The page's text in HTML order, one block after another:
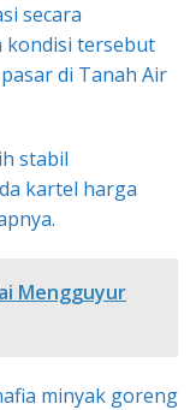
secara
kondisi tersebut
di Tanah Air
stabil
kartel harga
Mengguyur
minyak goreng